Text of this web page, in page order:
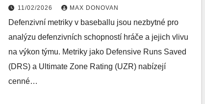
Uzr, faktor dosahu
11/02/2026 MAX DONOVAN
Defenzivní metriky v baseballu jsou nezbytné pro
analýzu defenzivních schopností hráče a jejich vlivu
na výkon týmu. Metriky jako Defensive Runs Saved
(DRS) a Ultimate Zone Rating (UZR) nabízejí
cenné…